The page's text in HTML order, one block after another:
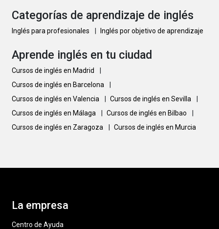
Categorías de aprendizaje de inglés
Inglés para profesionales Inglés por objetivo de aprendizaje
Aprende inglés en tu ciudad
Cursos de inglés en Madrid
Cursos de inglés en Barcelona
Cursos de inglés en Valencia
Cursos de inglés en Sevilla
Cursos de inglés en Málaga
Cursos de inglés en Bilbao
Cursos de inglés en Zaragoza
Cursos de inglés en Murcia
La empresa
Centro de Ayuda